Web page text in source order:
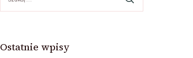
Ostatnie wpisy